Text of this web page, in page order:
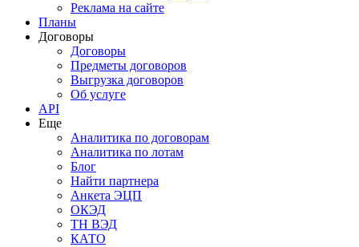
Реклама на сайте
Планы
Договоры
Договоры
Предметы договоров
Выгрузка договоров
Об услуге
API
Еще
Аналитика по договорам
Аналитика по лотам
Блог
Найти партнера
Анкета ЭЦП
ОКЭД
ТН ВЭД
КАТО